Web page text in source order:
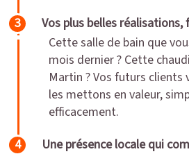
Vos plus belles
Cette salle de bain que
mois dernier ? Cette
Martin ? Vos futurs clients
les mettons en valeur,
efficacement.
Une présence locale qui